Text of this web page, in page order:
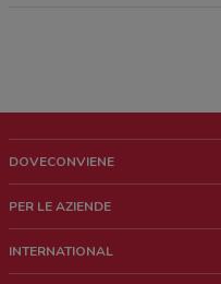
DOVECONVIENE
Chi siamo
PER LE AZIENDE
Richieste commerciali e marketing
INTERNATIONAL